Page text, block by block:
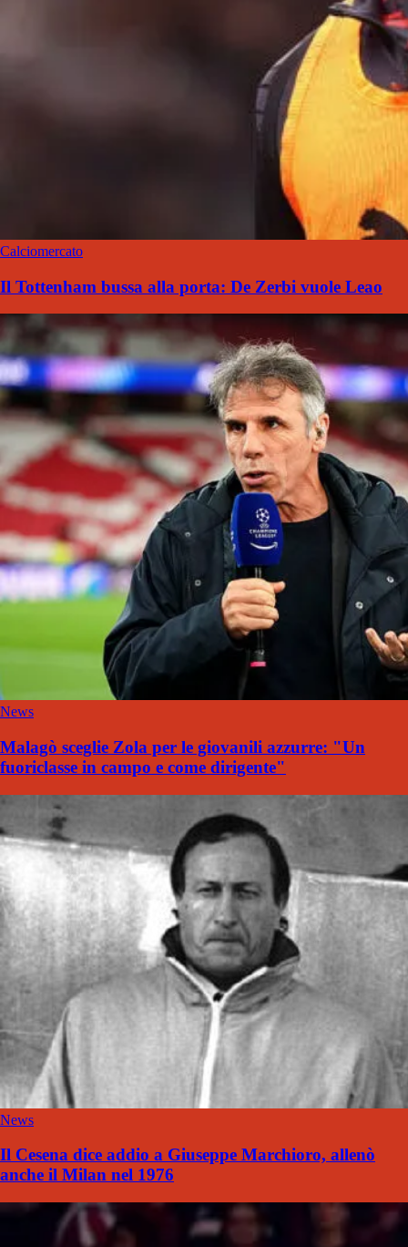
Calciomercato
Il Tottenham bussa alla porta: De Zerbi vuole Leao
News
Malagò sceglie Zola per le giovanili azzurre: "Un
fuoriclasse in campo e come dirigente"
News
Il Cesena dice addio a Giuseppe Marchioro, allenò
anche il Milan nel 1976